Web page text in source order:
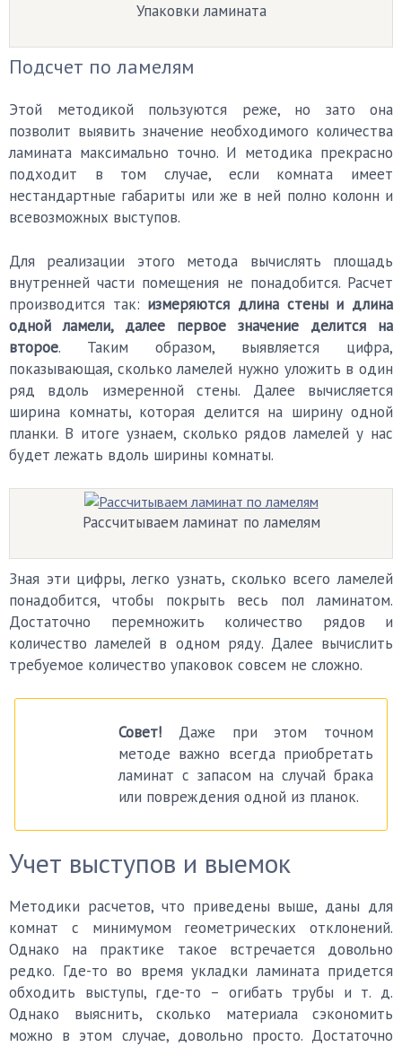
Упаковки ламината
Подсчет по ламелям
Этой методикой пользуются реже, но зато она
позволит выявить значение необходимого количества
ламината максимально точно. И методика прекрасно
подходит в том случае, если комната имеет
нестандартные габариты или же в ней полно колонн и
всевозможных выступов.
Для реализации этого метода вычислять площадь
внутренней части помещения не понадобится. Расчет
производится так: измеряются длина стены и длина
одной ламели, далее первое значение делится на
второе. Таким образом, выявляется цифра,
показывающая, сколько ламелей нужно уложить в один
ряд вдоль измеренной стены. Далее вычисляется
ширина комнаты, которая делится на ширину одной
планки. В итоге узнаем, сколько рядов ламелей у нас
будет лежать вдоль ширины комнаты.
Рассчитываем ламинат по ламелям
Зная эти цифры, легко узнать, сколько всего ламелей
понадобится, чтобы покрыть весь пол ламинатом.
Достаточно перемножить количество рядов и
количество ламелей в одном ряду. Далее вычислить
требуемое количество упаковок совсем не сложно.
Совет! Даже при этом точном
методе важно всегда приобретать
ламинат с запасом на случай брака
или повреждения одной из планок.
Учет выступов и выемок
Методики расчетов, что приведены выше, даны для
комнат с минимумом геометрических отклонений.
Однако на практике такое встречается довольно
редко. Где-то во время укладки ламината придется
обходить выступы, где-то – огибать трубы и т. д.
Однако выяснить, сколько материала сэкономить
можно в этом случае, довольно просто. Достаточно